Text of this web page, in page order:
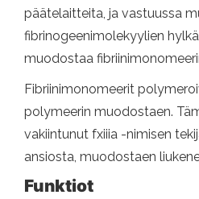
päätelaitteita, ja vastuussa
fibrinogeenimolekyylien
muodostaa
Fibriinimonomeerit
polymeerin muodostaen.
vakiintunut fxiiia -nimisen
ansiosta, muodostaen
Funktiot